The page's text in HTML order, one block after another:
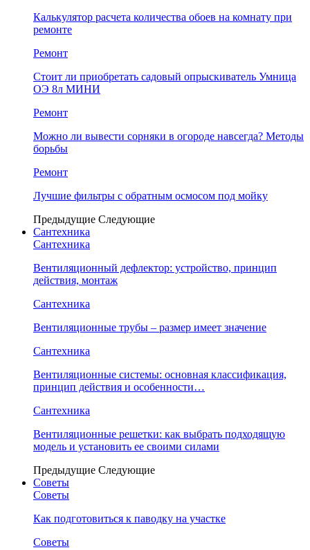
Калькулятор расчета количества обоев на комнату при
ремонте
Ремонт
Стоит ли приобретать садовый опрыскиватель Умница
ОЭ 8л МИНИ
Ремонт
Можно ли вывести сорняки в огороде навсегда? Методы
борьбы
Ремонт
Лучшие фильтры с обратным осмосом под мойку
Предыдущие Следующие
Сантехника
Сантехника
Вентиляционный дефлектор: устройство, принцип
действия, монтаж
Сантехника
Вентиляционные трубы – размер имеет значение
Сантехника
Вентиляционные системы: основная классификация,
принцип действия и особенности…
Сантехника
Вентиляционные решетки: как выбрать подходящую
модель и установить ее своими силами
Предыдущие Следующие
Советы
Советы
Как подготовиться к паводку на участке
Советы